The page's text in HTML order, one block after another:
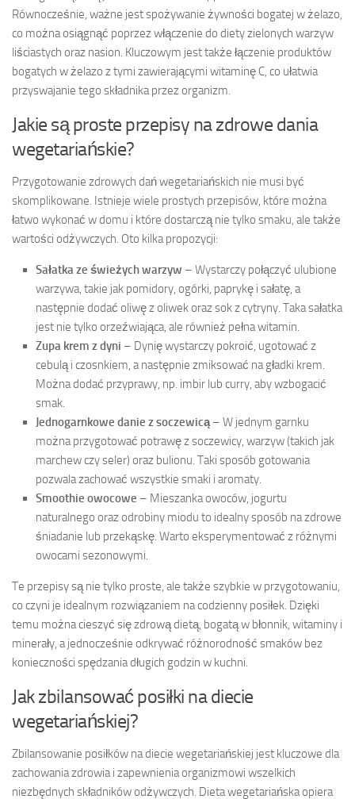
Równocześnie, ważne jest spożywanie żywności bogatej w żelazo,
co można osiągnąć poprzez włączenie do diety zielonych warzyw
liściastych oraz nasion. Kluczowym jest także łączenie produktów
bogatych w żelazo z tymi zawierającymi witaminę C, co ułatwia
przyswajanie tego składnika przez organizm.
Jakie są proste przepisy na zdrowe dania
wegetariańskie?
Przygotowanie zdrowych dań wegetariańskich nie musi być
skomplikowane. Istnieje wiele prostych przepisów, które można
łatwo wykonać w domu i które dostarczą nie tylko smaku, ale także
wartości odżywczych. Oto kilka propozycji:
Sałatka ze świeżych warzyw – Wystarczy połączyć ulubione
warzywa, takie jak pomidory, ogórki, paprykę i sałatę, a
następnie dodać oliwę z oliwek oraz sok z cytryny. Taka sałatka
jest nie tylko orzeźwiająca, ale również pełna witamin.
Zupa krem z dyni – Dynię wystarczy pokroić, ugotować z
cebulą i czosnkiem, a następnie zmiksować na gładki krem.
Można dodać przyprawy, np. imbir lub curry, aby wzbogacić
smak.
Jednogarnkowe danie z soczewicą– W jednym garnku
można przygotować potrawę z soczewicy, warzyw (takich jak
marchew czy seler) oraz bulionu. Taki sposób gotowania
pozwala zachować wszystkie smaki i aromaty.
Smoothie owocowe – Mieszanka owoców, jogurtu
naturalnego oraz odrobiny miodu to idealny sposób na zdrowe
śniadanie lub przekąskę. Warto eksperymentować z różnymi
owocami sezonowymi.
Te przepisy są nie tylko proste, ale także szybkie w przygotowaniu,
co czyni je idealnym rozwiązaniem na codzienny posiłek. Dzięki
temu można cieszyć się zdrową dietą, bogatą w błonnik, witaminy i
minerały, a jednocześnie odkrywać różnorodność smaków bez
konieczności spędzania długich godzin w kuchni.
Jak zbilansować posiłki na diecie
wegetariańskiej?
Zbilansowanie posiłków na diecie wegetariańskiej jest kluczowe dla
zachowania zdrowia i zapewnienia organizmowi wszelkich
niezbędnych składników odżywczych. Dieta wegetariańska opiera